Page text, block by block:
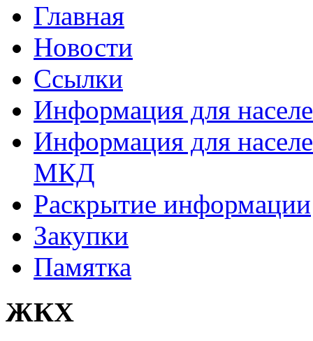
Главная
Новости
Ссылки
Информация для
Информация для
МКД
Раскрытие информации
Закупки
Памятка
ЖКХ